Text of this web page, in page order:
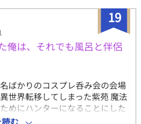
シー！そう、彼の体臭はまる
い良い香りだった！ メロメロ
は呆気なくコンラッドにお持ち
り張られたお風呂に入れられ
なってお日様の匂いのするベッ
…。 これ、幸せすぎるんだ
天で眠っていたい。 けど…。
騎士団長攻め×なんちゃって暗
子猫苦労人受け ※画像、漫画は
でお知らせします
19
俺は、それでも風呂と伴侶
ばかりのコスプレ呑み会の会場
世界転移してしまった紫苑 魔法
めにハンターになることにした
国は慢性的な水不足で風呂文化
む